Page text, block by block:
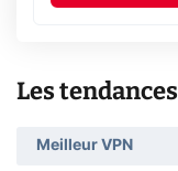
Les tendances
Meilleur VPN